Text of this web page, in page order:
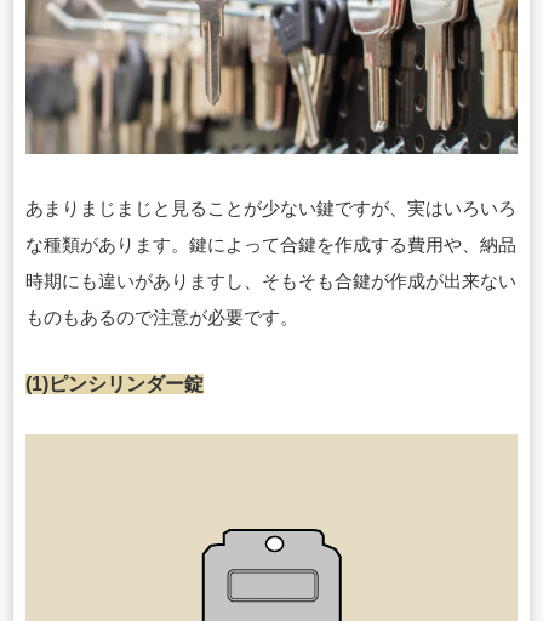
あまりまじまじと見ることが少ない鍵ですが、実はいろいろ
な種類があります。鍵によって合鍵を作成する費用や、納品
時期にも違いがありますし、そもそも合鍵が作成が出来ない
ものもあるので注意が必要です。
(1)ピンシリンダー錠